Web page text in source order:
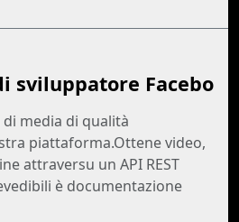
sviluppatore Facebo
media di qualità
piattaforma.Ottene video,
attraversu un API REST
è documentazione